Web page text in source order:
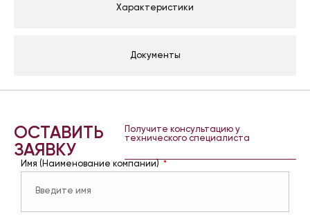
Характеристики
Документы
ОСТАВИТЬ
ЗАЯВКУ
Получите консультацию у
технического специалиста
Имя (Наименование компании)